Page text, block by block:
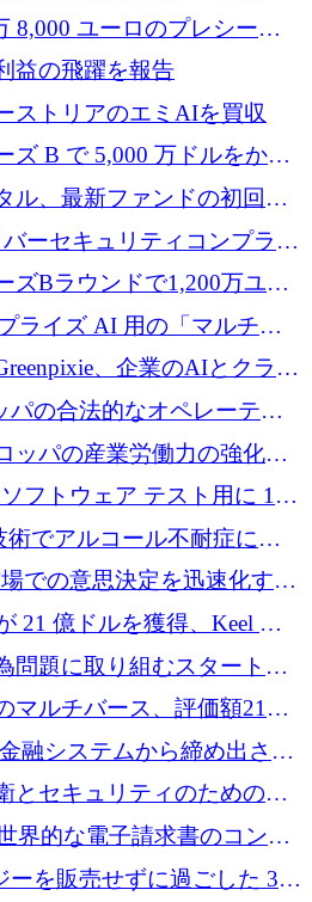
8,000 ユーロのプレシード
のスプレッドシートをター
す
益の飛躍を報告
ストリアのエミAIを買収
ズ B で 5,000 万ドルをかけ
法用の法律 AI を構築
ル、最新ファンドの初回ク
確保
ーセキュリティコンプライ
ォームのために140万ユーロ
ズBラウンドで1,200万ユー
ライズ AI 用の「マルチプ
ーティング システムを構築
4,000 万ドルを調達
、企業のAIとクラウ
駄を削減するために470万ポ
パの合法的なオペレーティ
築するために 750 万ユーロ
ッパの産業労働力の強化に
万ユーロを獲得
フトウェア テスト用に 110
ードを提供して開始
術でアルコール不耐症に取
万ユーロを調達
場での意思決定を迅速化する
ェンス層を構築する
21 億ドルを獲得、Keel の
、ポーランドのソフトウェ
問題に取り組むスタートア
マルチバース、評価額21億
を調達
融システムから締め出され
銀行アクセスをもたらす
とセキュリティのためのフ
ルを構築するために 1,000
ドを獲得
界的な電子請求書のコンプ
化するために 131 万ユーロ
ーを販売せずに過ごした 3D